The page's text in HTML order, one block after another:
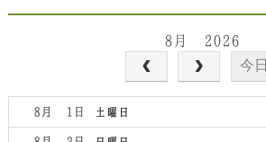
8月 2026
今日
土曜日
8月 1